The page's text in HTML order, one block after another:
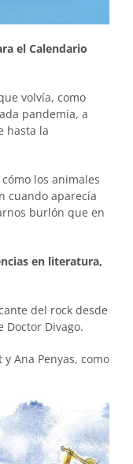
el Calendario
volvía, como
pandemia, a
hasta la
los animales
cuando aparecía
burlón que en
en literatura,
del rock desde
Doctor Divago.
Ana Penyas, como